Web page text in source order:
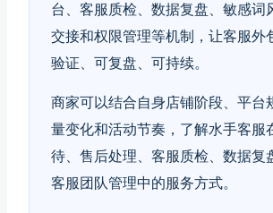
台、客服质检、数据复盘、敏感词
交接和权限管理等机制，让客服外
验证、可复盘、可持续。
商家可以结合自身店铺阶段、平台
量变化和活动节奏，了解水手客服
待、售后处理、客服质检、数据复
客服团队管理中的服务方式。